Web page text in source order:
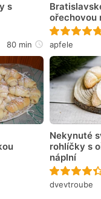
s
ještě nebyl hodnocen
80 min
ořechovou
apfele
ještě nebyl hodnocen
Nekynuté
rohlíčky s
náplní
dvevtroube